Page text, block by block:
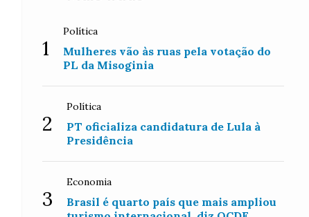
1
Política
Mulheres vão às ruas pela votação do
PL da Misoginia
2
Política
PT oficializa candidatura de Lula à
Presidência
3
Economia
Brasil é quarto país que mais ampliou